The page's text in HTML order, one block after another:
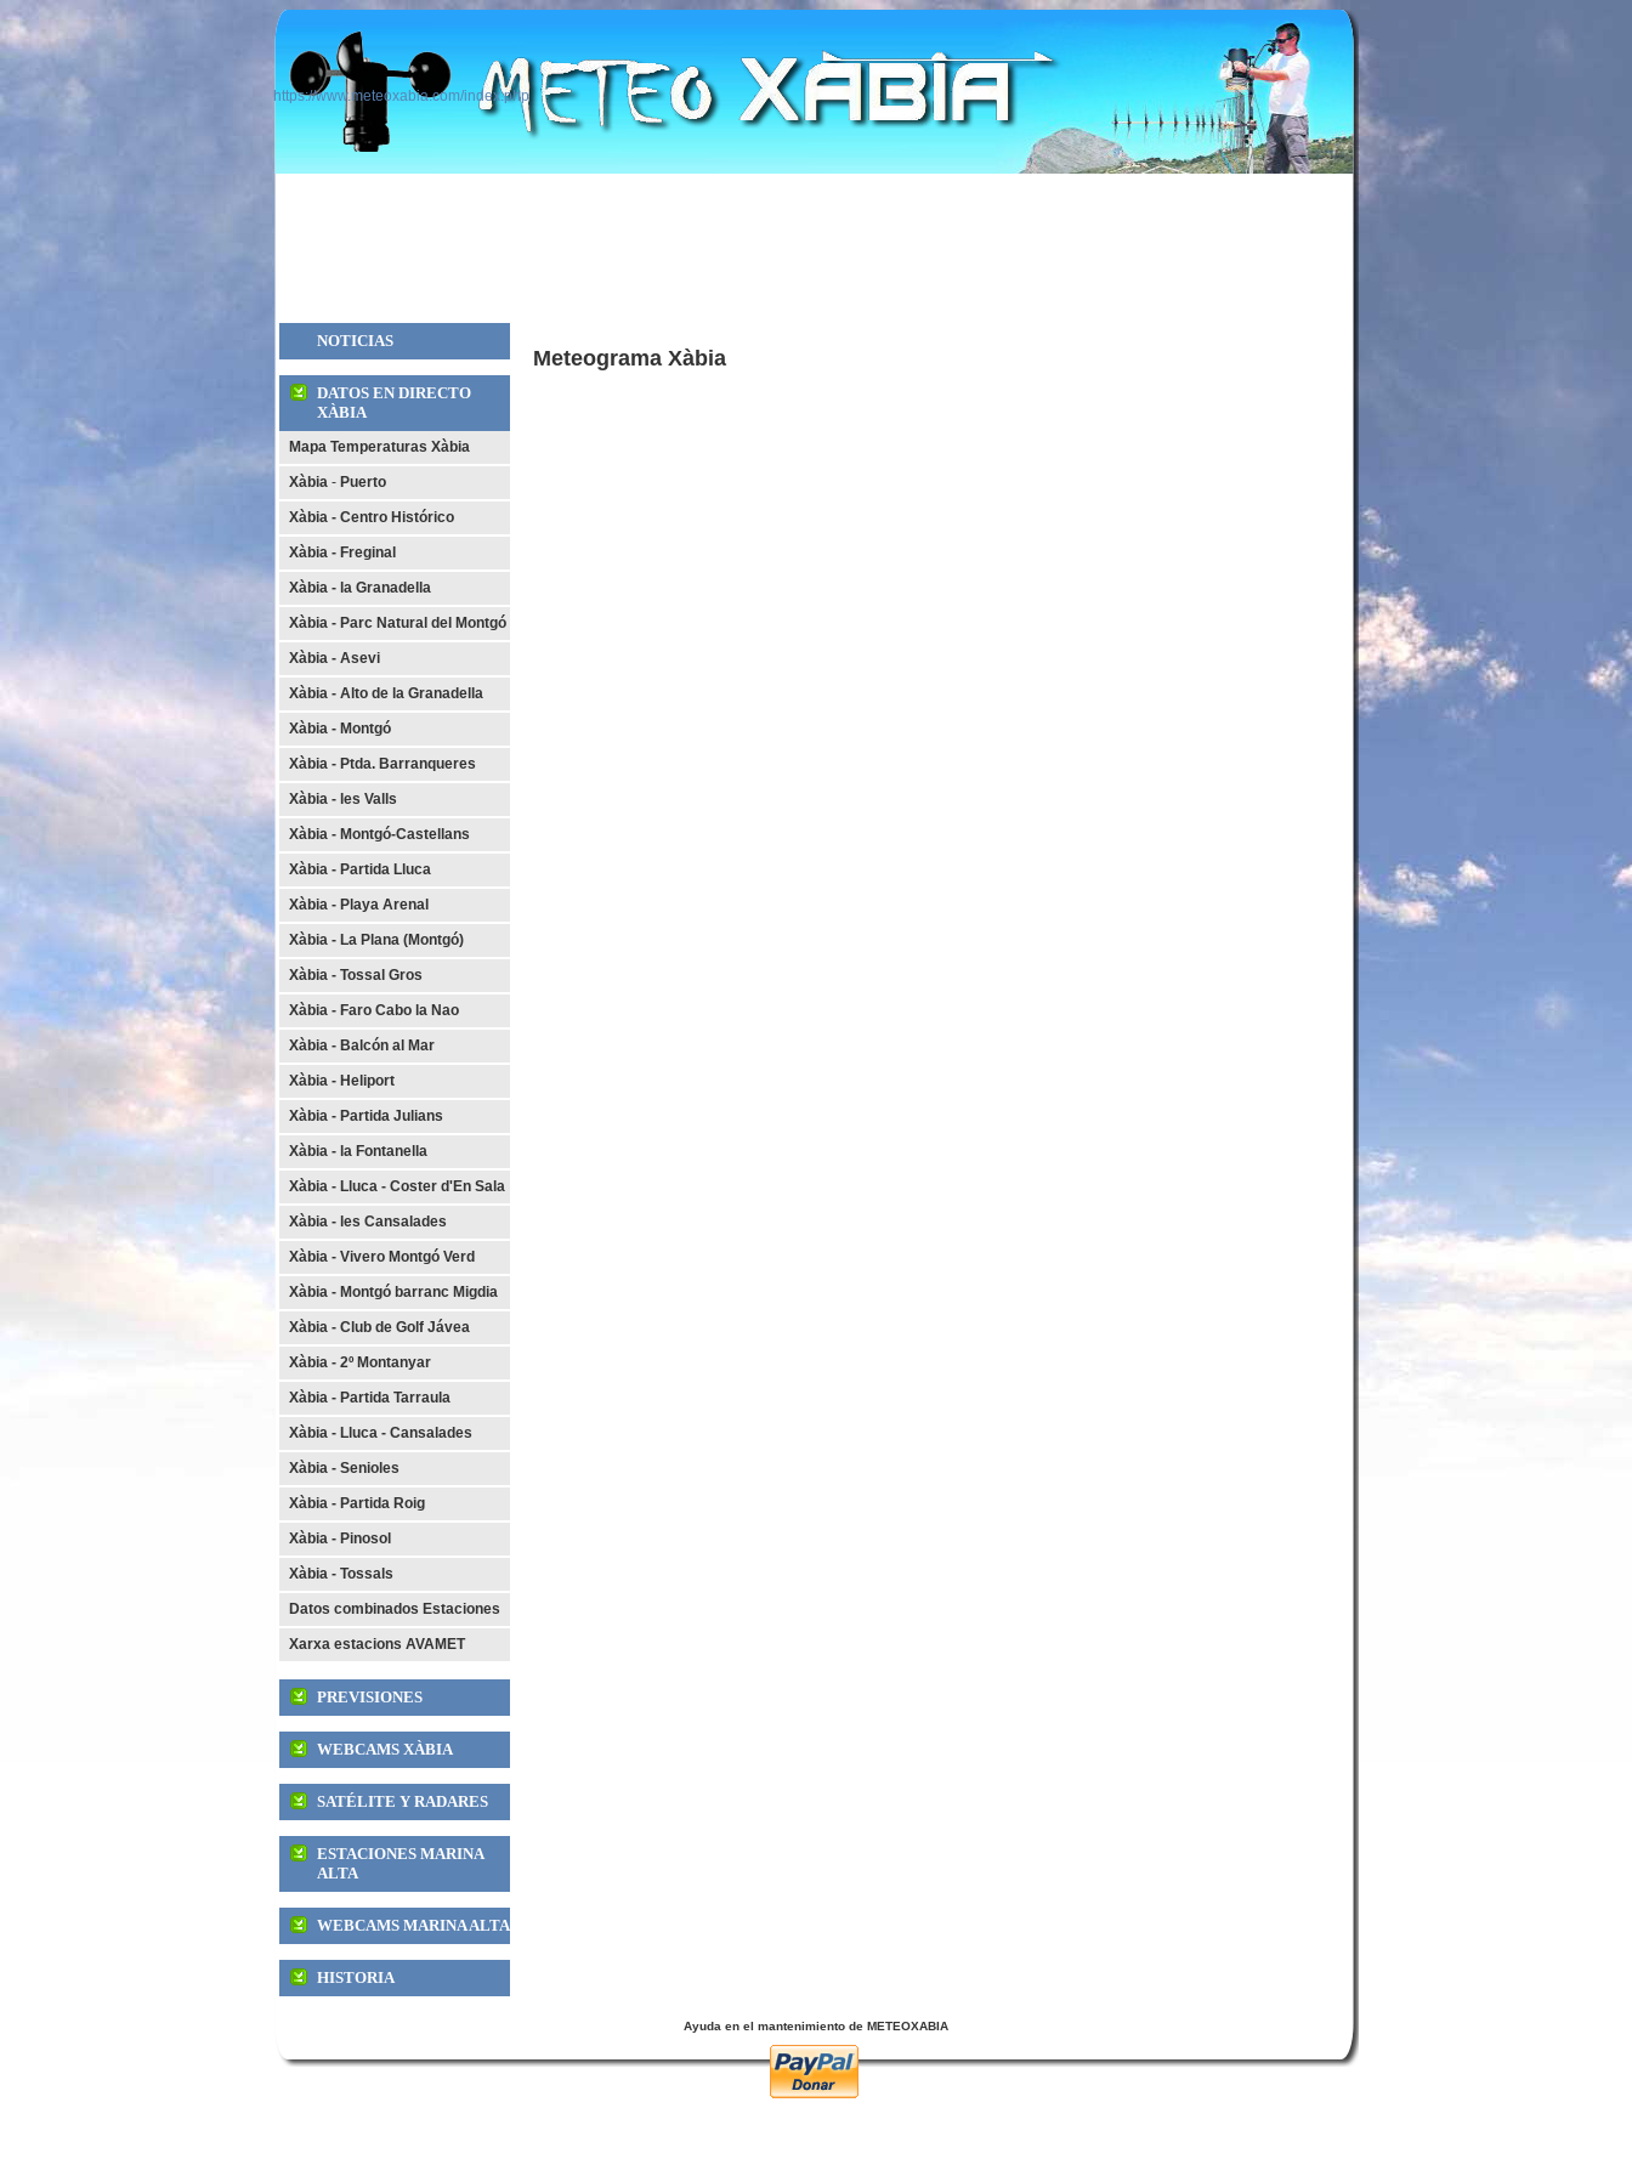
https://www.meteoxabia.com/index.php
NOTICIAS
DATOS EN DIRECTO
XÀBIA
Mapa Temperaturas Xàbia
Xàbia - Puerto
Xàbia - Centro Histórico
Xàbia - Freginal
Xàbia - la Granadella
Xàbia - Parc Natural del Montgó
Xàbia - Asevi
Xàbia - Alto de la Granadella
Xàbia - Montgó
Xàbia - Ptda. Barranqueres
Xàbia - les Valls
Xàbia - Montgó-Castellans
Xàbia - Partida Lluca
Xàbia - Playa Arenal
Xàbia - La Plana (Montgó)
Xàbia - Tossal Gros
Xàbia - Faro Cabo la Nao
Xàbia - Balcón al Mar
Xàbia - Heliport
Xàbia - Partida Julians
Xàbia - la Fontanella
Xàbia - Lluca - Coster d'En Sala
Xàbia - les Cansalades
Xàbia - Vivero Montgó Verd
Xàbia - Montgó barranc Migdia
Xàbia - Club de Golf Jávea
Xàbia - 2º Montanyar
Xàbia - Partida Tarraula
Xàbia - Lluca - Cansalades
Xàbia - Senioles
Xàbia - Partida Roig
Xàbia - Pinosol
Xàbia - Tossals
Datos combinados Estaciones
Xarxa estacions AVAMET
PREVISIONES
WEBCAMS XÀBIA
SATÉLITE Y RADARES
ESTACIONES MARINA
ALTA
WEBCAMS MARINA ALTA
HISTORIA
Meteograma Xàbia
Ayuda en el mantenimiento de METEOXABIA